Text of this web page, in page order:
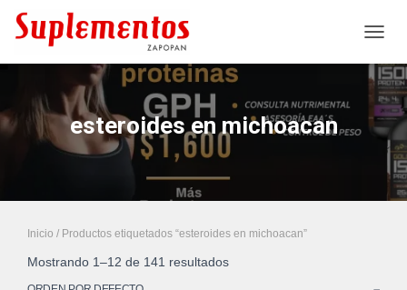
esteroides en michoacan
Inicio / Productos etiquetados “esteroides en michoacan”
Mostrando 1–12 de 141 resultados